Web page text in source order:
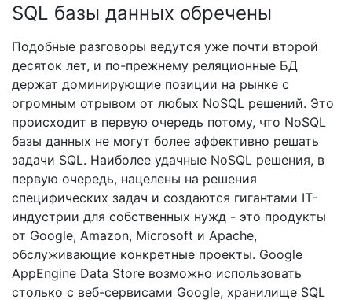
SQL базы данных обречены
Подобные разговоры ведутся уже почти второй
десяток лет, и по-прежнему реляционные БД
держат доминирующие позиции на рынке с
огромным отрывом от любых NoSQL решений. Это
происходит в первую очередь потому, что NoSQL
базы данных не могут более эффективно решать
задачи SQL. Наиболее удачные NoSQL решения, в
первую очередь, нацелены на решения
специфических задач и создаются гигантами IT-
индустрии для собственных нужд - это продукты
от Google, Amazon, Microsoft и Apache,
обслуживающие конкретные проекты. Google
AppEngine Data Store возможно использовать
столько с веб-сервисами Google, хранилище SQL